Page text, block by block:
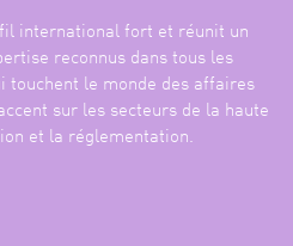
international fort et réunit un
reconnus dans tous les
touchent le monde des affaires
sur les secteurs de la haute
et la réglementation.